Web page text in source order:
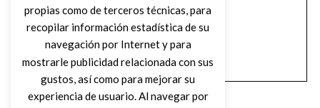
propias como de terceros técnicas, para
recopilar información estadística de su
navegación por Internet y para
mostrarle publicidad relacionada con sus
gustos, así como para mejorar su
experiencia de usuario. Al navegar por